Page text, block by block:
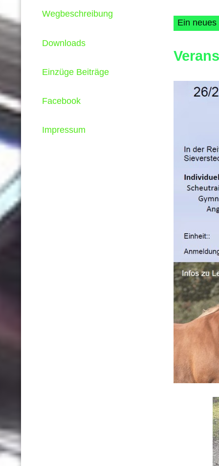
Ein
Wegbeschreibung
Downloads
Einzüge Beiträge
Facebook
Impressum